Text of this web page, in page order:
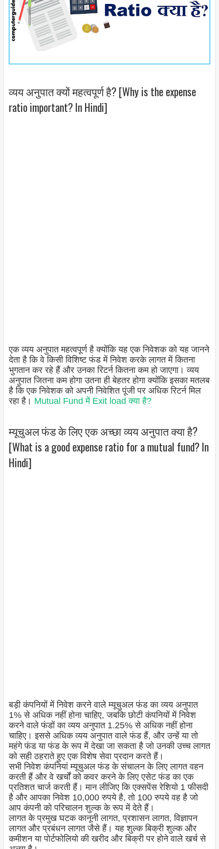
व्यय अनुपात क्यों महत्वपूर्ण है? [Why is the expense
ratio important? In Hindi]
एक व्यय अनुपात महत्वपूर्ण है क्योंकि यह एक निवेशक को यह जानने
देता है कि वे किसी विशिष्ट फंड में निवेश करके लागत में कितना
भुगतान कर रहे हैं और उनका रिटर्न कितना कम हो जाएगा। व्यय
अनुपात जितना कम होगा उतना ही बेहतर होगा क्योंकि इसका मतलब
है कि एक निवेशक को अपनी निवेशित पूंजी पर अधिक रिटर्न मिल
रहा है। Mutual Fund में Exit load क्या है?
म्यूचुअल फंड के लिए एक अच्छा व्यय अनुपात क्या है?
[What is a good expense ratio for a mutual fund? In
Hindi]
बड़ी कंपनियों में निवेश करने वाले म्यूचुअल फंड का व्यय अनुपात
1% से अधिक नहीं होना चाहिए, जबकि छोटी कंपनियों में निवेश
करने वाले फंडों का व्यय अनुपात 1.25% से अधिक नहीं होना
चाहिए। इससे अधिक व्यय अनुपात वाले फंड हैं, और उन्हें या तो
महंगे फंड या फंड के रूप में देखा जा सकता है जो उनकी उच्च लागत
को सही ठहराते हुए एक विशेष सेवा प्रदान करते हैं।
सभी निवेश कंपनियां म्यूचुअल फंड के संचालन के लिए लागत वहन
करती हैं और वे खर्चों को कवर करने के लिए एसेट फंड का एक
प्रतिशत चार्ज करती हैं। मान लीजिए कि एक्सपेंस रेशियो 1 फीसदी
है और आपका निवेश 10,000 रुपये है, तो 100 रुपये वह है जो
आप कंपनी को परिचालन शुल्क के रूप में देते हैं।
लागत के प्रमुख घटक कानूनी लागत, प्रशासन लागत, विज्ञापन
लागत और प्रबंधन लागत जैसे हैं। यह शुल्क बिक्री शुल्क और
कमीशन या पोर्टफोलियो की खरीद और बिक्री पर होने वाले खर्च से